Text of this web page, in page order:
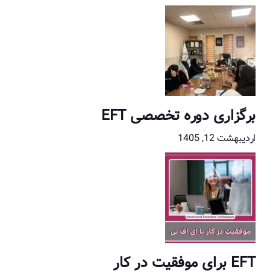
برگزاری دوره تخصصی EFT
اردیبهشت 12, 1405
EFT برای موفقیت در کار